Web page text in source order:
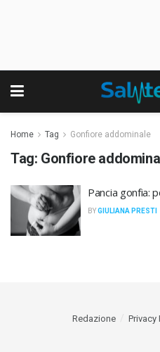
Home Tag Gonfiore addominale
Tag: Gonfiore
Pancia gonfia:
BYGIULIANA PRESTI
Redazione Privacy